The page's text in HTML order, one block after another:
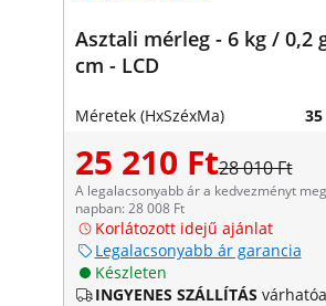
Asztali mérleg - 6 kg / 0,2
cm - LCD
Méretek (HxSzéxMa)
25 210 Ft28 010 Ft
A legalacsonyabb ár a kedvezményt
napban: 28 008 Ft
Korlátozott idejű ajánlat
Legalacsonyabb ár garancia
Készleten
INGYENES SZÁLLÍTÁS